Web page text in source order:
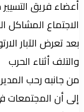
أعضاء فريق
الاجتماع المشاكل
بعد تعرض الآبار
والتلف أثناء الحرب
من جانبه رحب
إلى أن